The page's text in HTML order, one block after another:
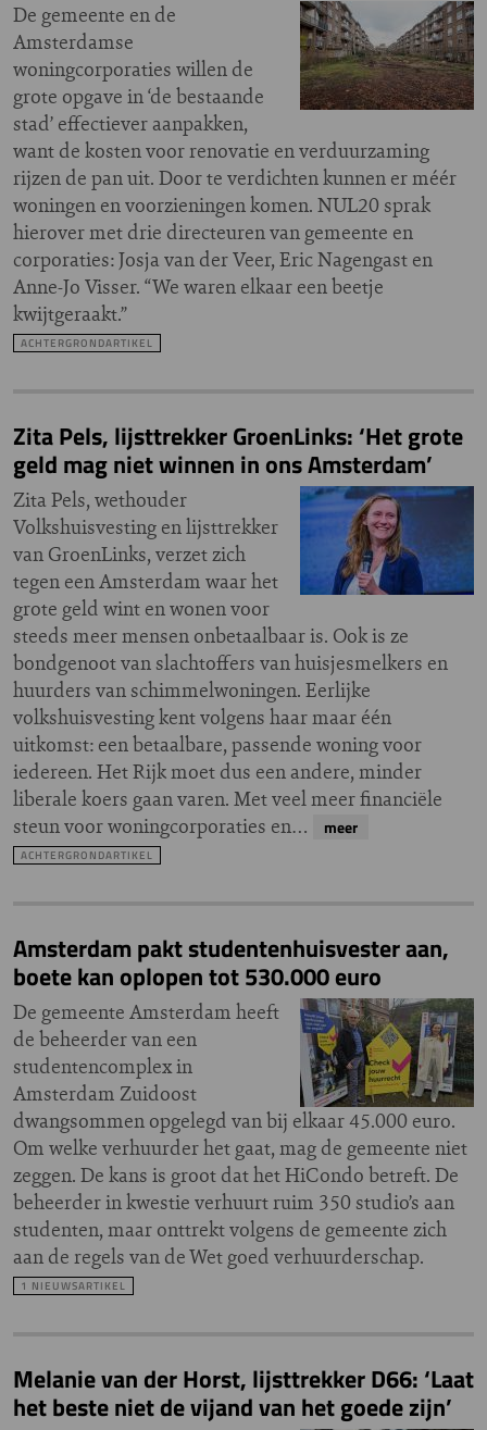
De gemeente en de
Amsterdamse
woningcorporaties willen de
grote opgave in ‘de bestaande
stad’ effectiever aanpakken,
want de kosten voor renovatie en verduurzaming
rijzen de pan uit. Door te verdichten kunnen er méér
woningen en voorzieningen komen. NUL20 sprak
hierover met drie directeuren van gemeente en
corporaties: Josja van der Veer, Eric Nagengast en
Anne-Jo Visser. “We waren elkaar een beetje
kwijtgeraakt.”
ACHTERGRONDARTIKEL
Zita Pels, lijsttrekker GroenLinks: ‘Het grote
geld mag niet winnen in ons Amsterdam’
Zita Pels, wethouder
Volkshuisvesting en lijsttrekker
van GroenLinks, verzet zich
tegen een Amsterdam waar het
grote geld wint en wonen voor
steeds meer mensen onbetaalbaar is. Ook is ze
bondgenoot van slachtoffers van huisjesmelkers en
huurders van schimmelwoningen. Eerlijke
volkshuisvesting kent volgens haar maar één
uitkomst: een betaalbare, passende woning voor
iedereen. Het Rijk moet dus een andere, minder
liberale koers gaan varen. Met veel meer financiële
steun voor woningcorporaties en…
meer
ACHTERGRONDARTIKEL
Amsterdam pakt studentenhuisvester aan,
boete kan oplopen tot 530.000 euro
De gemeente Amsterdam heeft
de beheerder van een
studentencomplex in
Amsterdam Zuidoost
dwangsommen opgelegd van bij elkaar 45.000 euro.
Om welke verhuurder het gaat, mag de gemeente niet
zeggen. De kans is groot dat het HiCondo betreft. De
beheerder in kwestie verhuurt ruim 350 studio’s aan
studenten, maar onttrekt volgens de gemeente zich
aan de regels van de Wet goed verhuurderschap.
1 NIEUWSARTIKEL
Melanie van der Horst, lijsttrekker D66: ‘Laat
het beste niet de vijand van het goede zijn’